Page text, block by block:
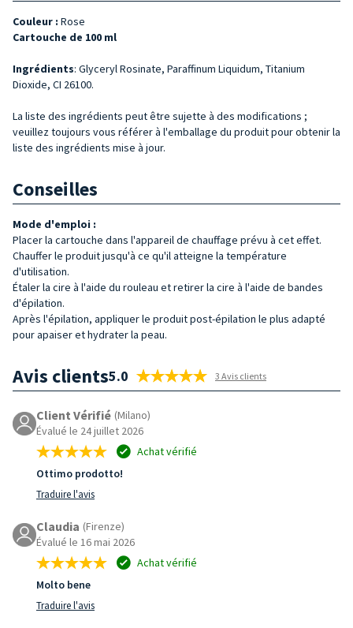
Couleur : Rose
Cartouche de 100 ml
Ingrédients: Glyceryl Rosinate, Paraffinum Liquidum, Titanium
Dioxide, CI 26100.
La liste des ingrédients peut être sujette à des modifications ;
veuillez toujours vous référer à l'emballage du produit pour obtenir la
liste des ingrédients mise à jour.
Conseilles
Mode d'emploi :
Placer la cartouche dans l'appareil de chauffage prévu à cet effet.
Chauffer le produit jusqu'à ce qu'il atteigne la température
d'utilisation.
Étaler la cire à l'aide du rouleau et retirer la cire à l'aide de bandes
d'épilation.
Après l'épilation, appliquer le produit post-épilation le plus adapté
pour apaiser et hydrater la peau.
Avis clients5.0 3 Avis clients
Client Vérifié (Milano)
Évalué le 24 juillet 2026
Achat vérifié
Ottimo prodotto!
Traduire l'avis
Claudia (Firenze)
Évalué le 16 mai 2026
Achat vérifié
Molto bene
Traduire l'avis